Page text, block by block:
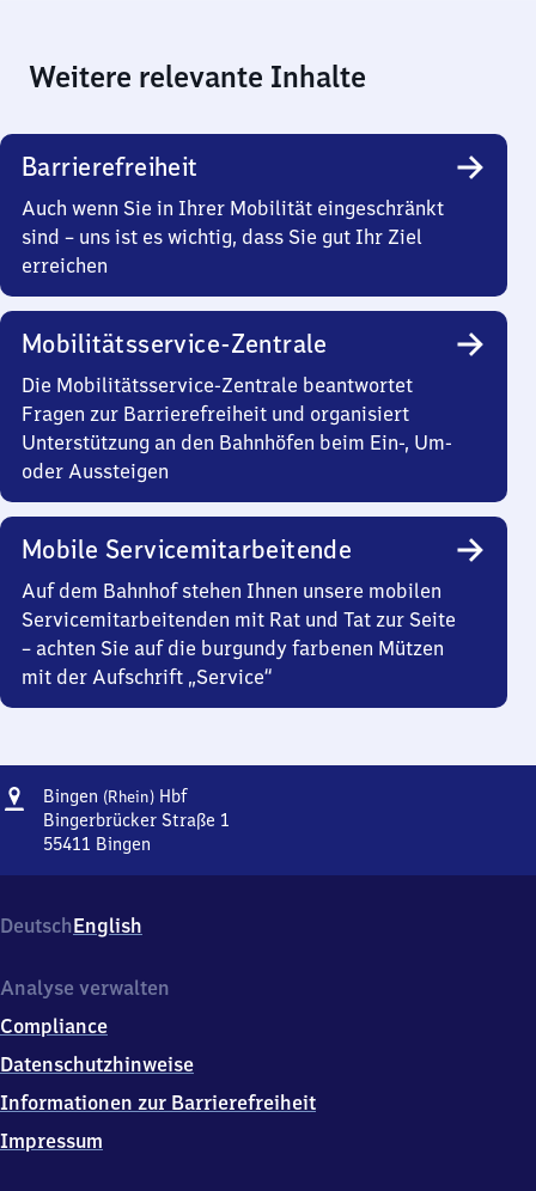
Weitere relevante Inhalte
Barrierefreiheit
Auch wenn Sie in Ihrer Mobilität eingeschränkt
sind – uns ist es wichtig, dass Sie gut Ihr Ziel
erreichen
Mobilitätsservice-Zentrale
Die Mobilitätsservice-Zentrale beantwortet
Fragen zur Barrierefreiheit und organisiert
Unterstützung an den Bahnhöfen beim Ein-, Um-
oder Aussteigen
Mobile Servicemitarbeitende
Auf dem Bahnhof stehen Ihnen unsere mobilen
Servicemitarbeitenden mit Rat und Tat zur Seite
– achten Sie auf die burgundy farbenen Mützen
mit der Aufschrift „Service“
Adresse
Bingen (Rhein)HbfBingen
(Rhein)
Bingerbrücker Straße 1
55411 Bingen
Hauptbahnhof,
Bingerbrücker
1,
5
4
1
Bingen
DeutschEnglish
Analyse verwalten
Compliance
Datenschutzhinweise
Informationen zur Barrierefreiheit
Impressum